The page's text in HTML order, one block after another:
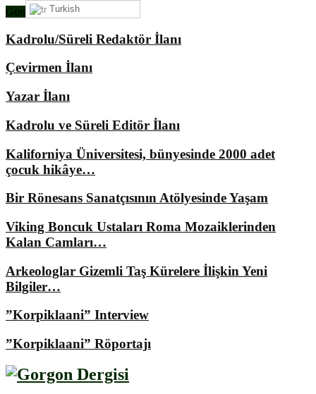
Gündemimizde Ne Var?
Kadrolu/Süreli Redaktör İlanı
Çevirmen İlanı
Yazar İlanı
Kadrolu ve Süreli Editör İlanı
Kaliforniya Üniversitesi, bünyesinde 2000 adet
çocuk hikâye…
Bir Rönesans Sanatçısının Atölyesinde Yaşam
Viking Boncuk Ustaları Roma Mozaiklerinden
Kalan Camları…
Arkeologlar Gizemli Taş Kürelere İlişkin Yeni
Bilgiler…
”Korpiklaani” Interview
”Korpiklaani” Röportajı
Turkish